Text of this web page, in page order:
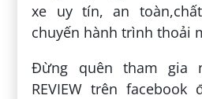
xe uy tín, an
chuyến hành trình thoải
Đừng quên tham gia
REVIEW trên facebook